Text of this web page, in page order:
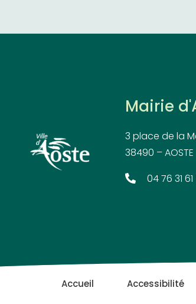
Mairie
3 place de la
38490 – AOSTE
04 76 31 61
Accueil Accessibilité